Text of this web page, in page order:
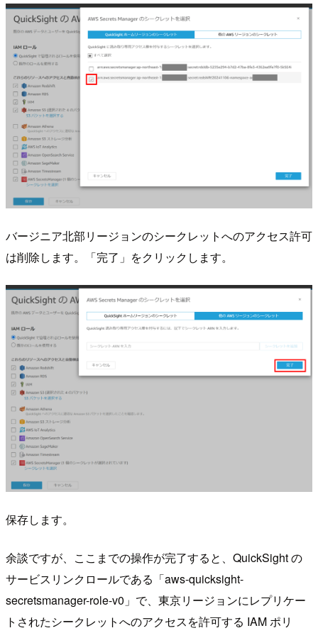
バージニア北部リージョンのシークレットへのアクセス許可
は削除します。「完了」をクリックします。
保存します。
余談ですが、ここまでの操作が完了すると、QuickSight の
サービスリンクロールである「aws-quicksight-
secretsmanager-role-v0」で、東京リージョンにレプリケー
トされたシークレットへのアクセスを許可する IAM ポリ